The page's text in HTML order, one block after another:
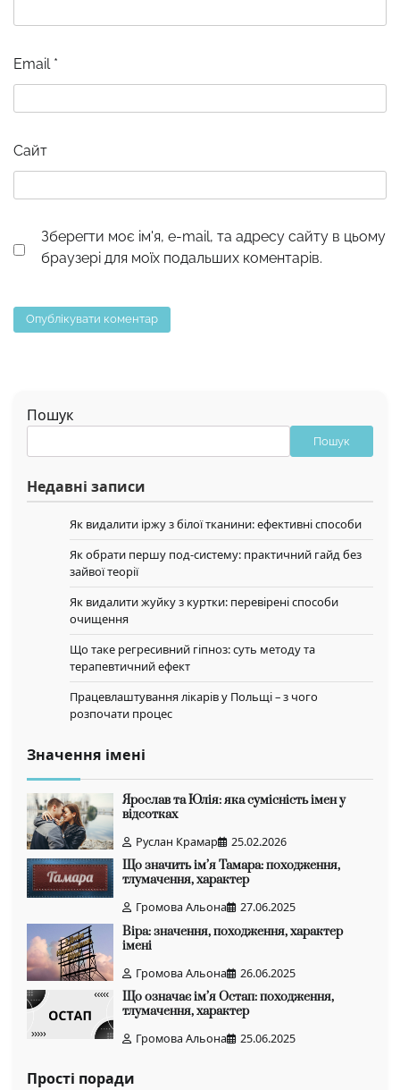
Email *
Сайт
Зберегти моє ім'я, e-mail, та адресу сайту в цьому
браузері для моїх подальших коментарів.
Пошук
Пошук
Недавні записи
Як видалити іржу з білої тканини: ефективні способи
Як обрати першу под-систему: практичний гайд без
зайвої теорії
Як видалити жуйку з куртки: перевірені способи
очищення
Що таке регресивний гіпноз: суть методу та
терапевтичний ефект
Працевлаштування лікарів у Польщі – з чого
розпочати процес
Значення імені
Ярослав та Юлія: яка сумісність імен у
відсотках
Руслан Крамар
25.02.2026
Що значить ім’я Тамара: походження,
тлумачення, характер
Громова Альона
27.06.2025
Віра: значення, походження, характер
імені
Громова Альона
26.06.2025
Що означає ім’я Остап: походження,
тлумачення, характер
Громова Альона
25.06.2025
Прості поради